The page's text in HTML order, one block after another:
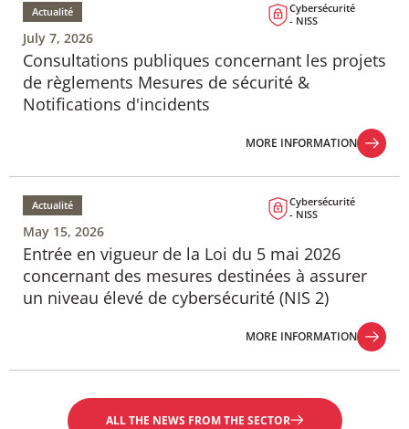
Consultations publiques concernant les projets
de règlements Mesures de sécurité &
Notifications d'incidents
Actualité
Cybersécurité
- NISS
July 7, 2026
MORE INFORMATION
Entrée en vigueur de la Loi du 5 mai 2026
concernant des mesures destinées à assurer
un niveau élevé de cybersécurité (NIS 2)
Actualité
Cybersécurité
- NISS
May 15, 2026
MORE INFORMATION
ALL THE NEWS FROM THE SECTOR